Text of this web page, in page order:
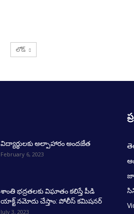
లోడ్
విద్యార్థులకు అల్పాహారం అందజేత
February 6, 2023
శాంతి భద్రతలకు విఘాతం కలిస్తే పీడి
యాక్ట్ నమోదు చేస్తాం: పోలీస్ కమిషనర్
July 3, 2023